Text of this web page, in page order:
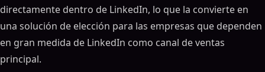
directamente dentro de LinkedIn, lo que la convierte en
una solución de elección para las empresas que dependen
en gran medida de LinkedIn como canal de ventas
principal.